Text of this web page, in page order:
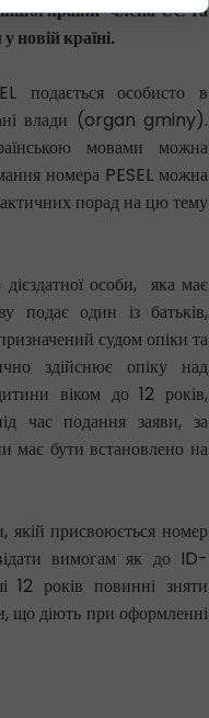
країни-члена ЄС та
новій країні.
подається особисто в
влади (organ gminy).
мовами можна
номера PESEL можна
порад на цю тему
дієздатної особи, яка має
подає один із батьків,
судом опіки та
здійснює опіку над
віком до 12 років,
час подання заяви, за
має бути встановлено на
якій присвоюється номер
вимогам як до ID-
12 років повинні зняти
що діють при оформленні